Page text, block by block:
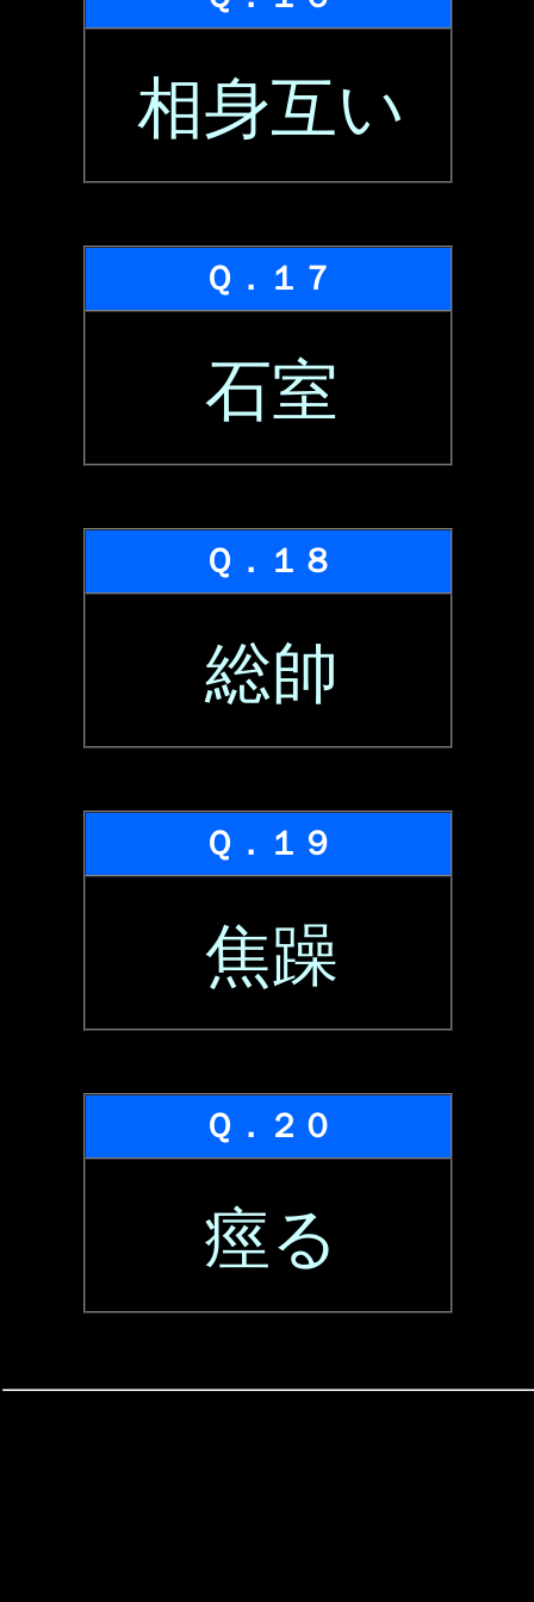
相身互い
Ｑ．１７
石室
Ｑ．１８
総帥
Ｑ．１９
焦躁
Ｑ．２０
痙る